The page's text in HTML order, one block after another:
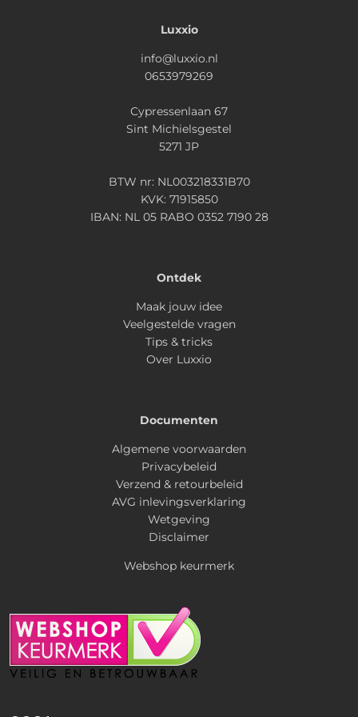
Luxxio
info@luxxio.nl
0653979269
Cypressenlaan 67
Sint Michielsgestel
5271 JP
BTW nr: NL003218331B70
KVK: 71915850
IBAN: NL 05 RABO 0352 7190 28
Ontdek
Maak jouw idee
Veelgestelde vragen
Tips & tricks
Over Luxxio
Documenten
Algemene voorwaarden
Privacybeleid
Verzend & retourbeleid
AVG inlevingsverklaring
Wetgeving
Disclaimer
Webshop keurmerk